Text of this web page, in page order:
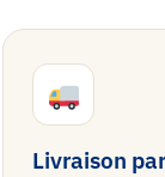
Livraison